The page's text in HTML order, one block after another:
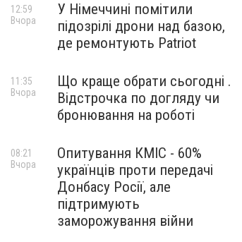
У Німеччині помітили
підозрілі дрони над базою,
де ремонтують Patriot
12:59
Вчора
Що краще обрати сьогодні .
Відстрочка по догляду чи
бронювання на роботі
11:35
Вчора
Опитування КМІС - 60%
українців проти передачі
Донбасу Росії, але
підтримують
заморожування війни
08:21
Вчора